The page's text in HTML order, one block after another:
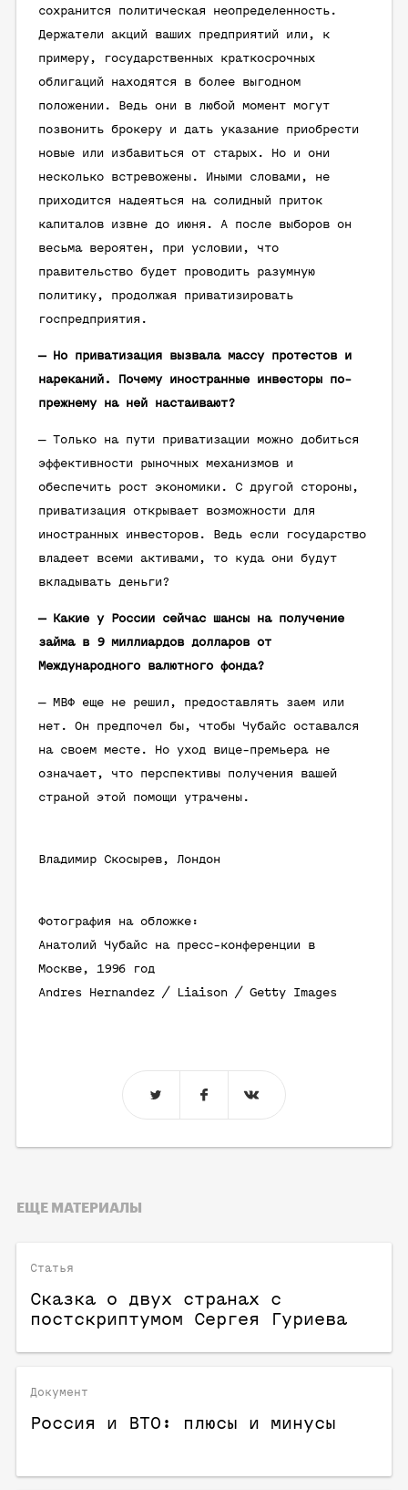
сохранится политическая неопределенность.
Держатели акций ваших предприятий или, к
примеру, государственных краткосрочных
облигаций находятся в более выгодном
положении. Ведь они в любой момент могут
позвонить брокеру и дать указание приобрести
новые или избавиться от старых. Но и они
несколько встревожены. Иными словами, не
приходится надеяться на солидный приток
капиталов извне до июня. А после выборов он
весьма вероятен, при условии, что
правительство будет проводить разумную
политику, продолжая приватизировать
госпредприятия.
— Но приватизация вызвала массу протестов и
нареканий. Почему иностранные инвесторы по-
прежнему на ней настаивают?
— Только на пути приватизации можно добиться
эффективности рыночных механизмов и
обеспечить рост экономики. С другой стороны,
приватизация открывает возможности для
иностранных инвесторов. Ведь если государство
владеет всеми активами, то куда они будут
вкладывать деньги?
— Какие у России сейчас шансы на получение
займа в 9 миллиардов долларов от
Международного валютного фонда?
— МВФ еще не решил, предоставлять заем или
нет. Он предпочел бы, чтобы Чубайс оставался
на своем месте. Но уход вице-премьера не
означает, что перспективы получения вашей
страной этой помощи утрачены.
Bладимир Скосырев, Лондон
Фотография на обложке:
Анатолий Чубайс на пресс-конференции в
Москве, 1996 год
Andres Hernandez / Liaison / Getty Images
ЕЩЕ МАТЕРИАЛЫ
Статья
Сказка о двух странах с
постскриптумом Сергея Гуриева
Документ
Россия и ВТО: плюсы и минусы